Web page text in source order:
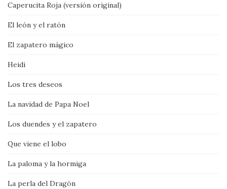
Caperucita Roja (versión original)
El león y el ratón
El zapatero mágico
Heidi
Los tres deseos
La navidad de Papa Noel
Los duendes y el zapatero
Que viene el lobo
La paloma y la hormiga
La perla del Dragón